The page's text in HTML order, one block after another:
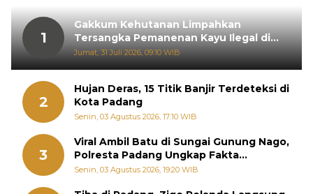
1
Gakkum Kehutanan Limpahkan
Tersangka Pemanenan Kayu Ilegal di
Sariak Bayang ke Kejari Solok
Jumat, 31 Juli 2026, 09:10 WIB
2
Hujan Deras, 15 Titik Banjir Terdeteksi di
Kota Padang
Senin, 03 Agustus 2026, 17:10 WIB
3
Viral Ambil Batu di Sungai Gunung Nago,
Polresta Padang Ungkap Fakta
Sebenarnya
Senin, 03 Agustus 2026, 19:20 WIB